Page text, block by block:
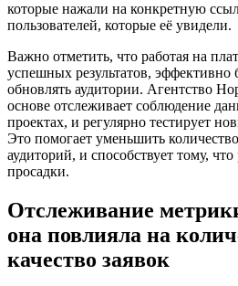
которые нажали на конкретную
пользователей, которые её увидели.
Важно отметить, что работая на
успешных результатов, эффективно
обновлять аудитории. Агентство
основе отслеживает соблюдение
проектах, и регулярно тестирует
Это помогает уменьшить
аудиторий, и способствует тому, что
просадки.
Отслеживание
она повлияла на
качество заявок